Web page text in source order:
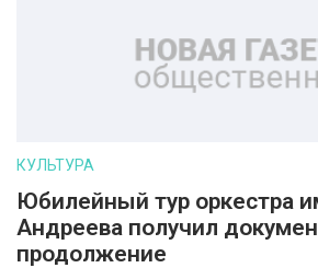
КУЛЬТУРА
Юбилейный тур оркестра
Андреева получил
продолжение